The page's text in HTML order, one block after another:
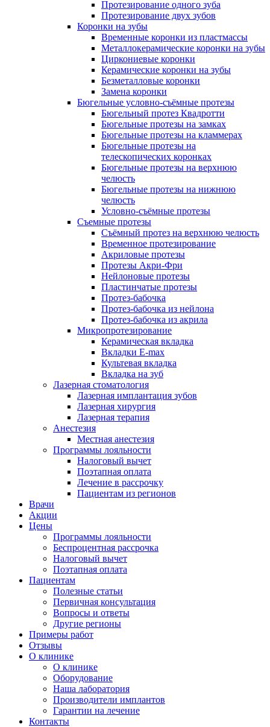
Протезирование одного зуба
Протезирование двух зубов
Коронки на зубы
Временные коронки из пластмассы
Металлокерамические коронки на зубы
Циркониевые коронки
Керамические коронки на зубы
Безметалловые коронки
Замена коронки
Бюгельные условно-съёмные протезы
Бюгельный протез Квадротти
Бюгельные протезы на замках
Бюгельные протезы на кламмерах
Бюгельные протезы на
телескопических коронках
Бюгельные протезы на верхнюю
челюсть
Бюгельные протезы на нижнюю
челюсть
Условно-съёмные протезы
Съемные протезы
Съёмный протез на верхнюю челюсть
Временное протезирование
Акриловые протезы
Протезы Акри-Фри
Нейлоновые протезы
Пластинчатые протезы
Протез-бабочка
Протез-бабочка из нейлона
Протез-бабочка из акрила
Микропротезирование
Керамическая вкладка
Вкладки E-max
Культевая вкладка
Вкладка на зуб
Лазерная стоматология
Лазерная имплантация зубов
Лазерная хирургия
Лазерная терапия
Анестезия
Местная анестезия
Программы лояльности
Налоговый вычет
Поэтапная оплата
Лечение в рассрочку
Пациентам из регионов
Врачи
Акции
Цены
Программы лояльности
Беспроцентная рассрочка
Налоговый вычет
Поэтапная оплата
Пациентам
Полезные статьи
Первичная консультация
Вопросы и ответы
Другие регионы
Примеры работ
Отзывы
О клинике
О клинике
Оборудование
Наша лаборатория
Производители имплантов
Гарантии на лечение
Контакты